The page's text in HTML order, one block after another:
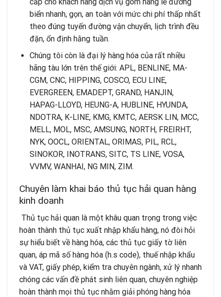
biển nhanh, gọn, an toàn với mức chi phí thấp nhất
theo đúng tuyến đường vận chuyển, lịch trình đều
đặn, ổn định hằng tuần.
Chúng tôi còn là đại lý hàng hóa của rất nhiều
hãng tàu lớn trên thế giới: APL, BENLINE, MA-
CGM, CNC, HIPPING, COSCO, ECU LINE,
EVERGREEN, EMADEPT, GRAND, HANJIN,
HAPAG-LLOYD, HEUNG-A, HUBLINE, HYUNDA,
NDOTRA, K-LINE, KMG, KMTC, AERSK LIN, MCC,
MELL, MOL, MSC, AMSUNG, NORTH, FREIRHT,
NYK, OOCL, ORIENTAL, ORIMAS, PIL, RCL,
SINOKOR, INOTRANS, SITC, TS LINE, VOSA,
VVMV, WANHAI, NG MIN, ZIM.
Chuyên làm khai báo thủ tục hải quan hàng
kinh doanh
Thủ tục hải quan là một khâu quan trọng trong việc
hoàn thành thủ tục xuất nhập khẩu hàng, nó đòi hỏi
sự hiểu biết về hàng hóa, các thủ tục giấy tờ liên
quan, áp mã số hàng hóa (h.s code), thuế nhập khẩu
và VAT, giấy phép, kiểm tra chuyên ngành, xử lý nhanh
chóng các vấn đề phát sinh liên quan, chuyên nghiệp
hoàn thành mọi thủ tục nhằm giải phóng hàng hóa